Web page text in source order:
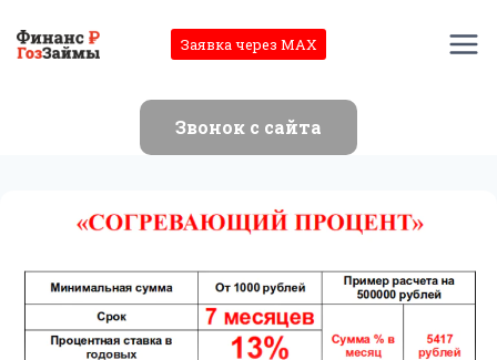
Заявка через MAX
Звонок с сайта